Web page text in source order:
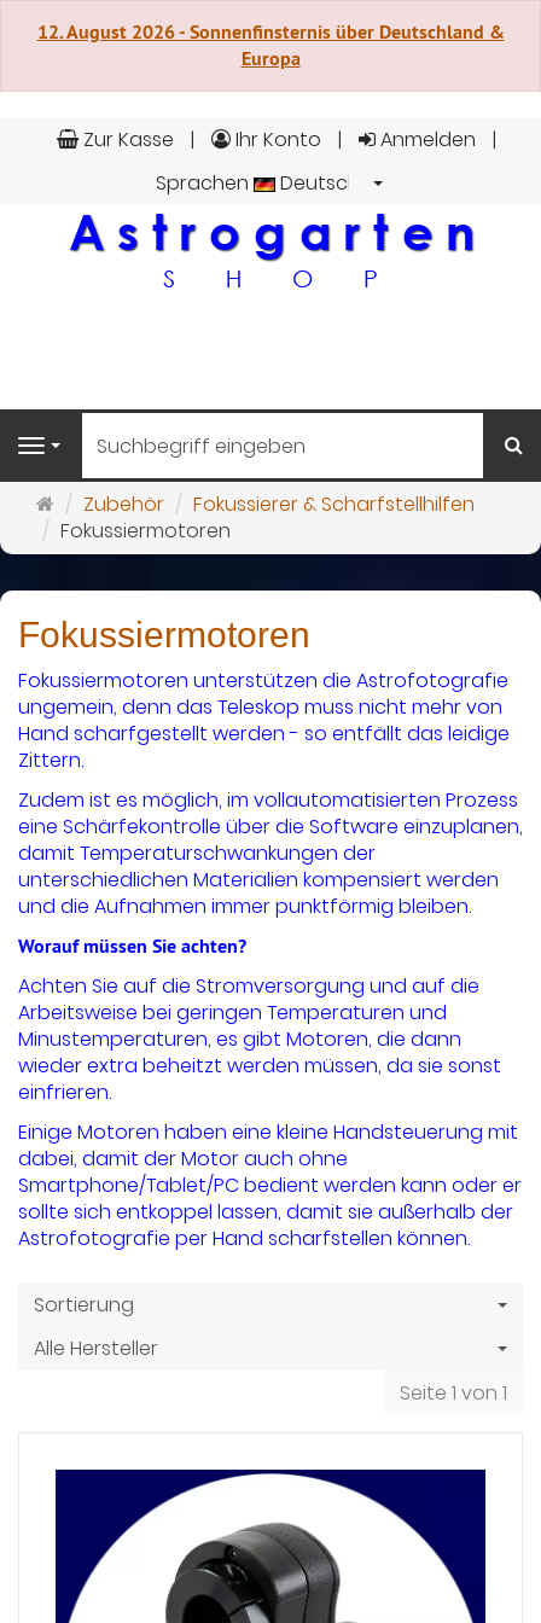
12. August 2026 - Sonnenfinsternis über Deutschland &
Europa
Zur Kasse Ihr Konto
Anmelden
Sprachen
Deutsch
Navigation
Startseite
Zubehör
Fokussierer & Scharfstellhilfen
Fokussiermotoren
Fokussiermotoren
Fokussiermotoren unterstützen die Astrofotografie
ungemein, denn das Teleskop muss nicht mehr von
Hand scharfgestellt werden - so entfällt das leidige
Zittern.
Zudem ist es möglich, im vollautomatisierten Prozess
eine Schärfekontrolle über die Software einzuplanen,
damit Temperaturschwankungen der
unterschiedlichen Materialien kompensiert werden
und die Aufnahmen immer punktförmig bleiben.
Worauf müssen Sie achten?
Achten Sie auf die Stromversorgung und auf die
Arbeitsweise bei geringen Temperaturen und
Minustemperaturen, es gibt Motoren, die dann
wieder extra beheitzt werden müssen, da sie sonst
einfrieren.
Einige Motoren haben eine kleine Handsteuerung mit
dabei, damit der Motor auch ohne
Smartphone/Tablet/PC bedient werden kann oder er
sollte sich entkoppel lassen, damit sie außerhalb der
Astrofotografie per Hand scharfstellen können.
Sortierung
Alle Hersteller
Seite 1 von 1